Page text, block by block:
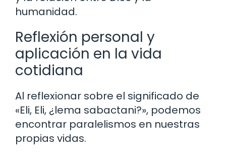
humanidad.
Reflexión personal y
aplicación en la vida
cotidiana
Al reflexionar sobre el significado de
«Eli, Eli, ¿lema sabactani?», podemos
encontrar paralelismos en nuestras
propias vidas.